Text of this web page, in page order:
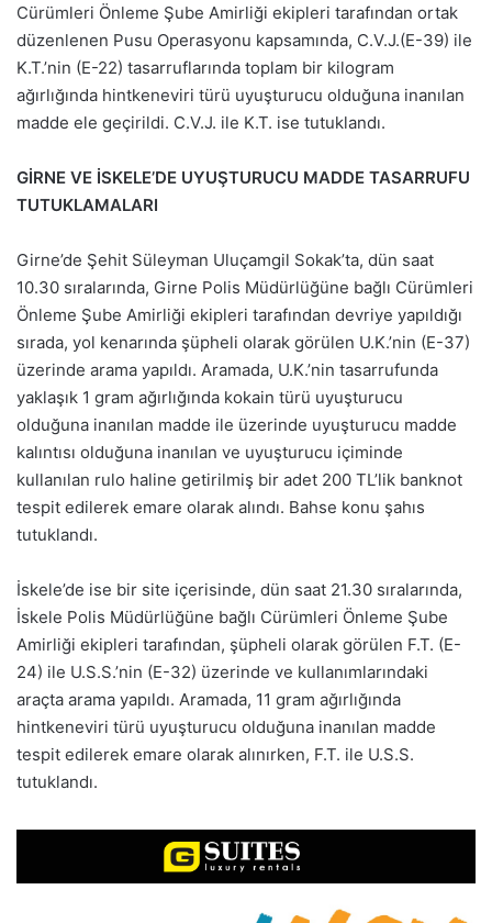
Cürümleri Önleme Şube Amirliği ekipleri tarafından ortak
düzenlenen Pusu Operasyonu kapsamında, C.V.J.(E-39) ile
K.T.’nin (E-22) tasarruflarında toplam bir kilogram
ağırlığında hintkeneviri türü uyuşturucu olduğuna inanılan
madde ele geçirildi. C.V.J. ile K.T. ise tutuklandı.
GİRNE VE İSKELE’DE UYUŞTURUCU MADDE TASARRUFU
TUTUKLAMALARI
Girne’de Şehit Süleyman Uluçamgil Sokak’ta, dün saat
10.30 sıralarında, Girne Polis Müdürlüğüne bağlı Cürümleri
Önleme Şube Amirliği ekipleri tarafından devriye yapıldığı
sırada, yol kenarında şüpheli olarak görülen U.K.’nin (E-37)
üzerinde arama yapıldı. Aramada, U.K.’nin tasarrufunda
yaklaşık 1 gram ağırlığında kokain türü uyuşturucu
olduğuna inanılan madde ile üzerinde uyuşturucu madde
kalıntısı olduğuna inanılan ve uyuşturucu içiminde
kullanılan rulo haline getirilmiş bir adet 200 TL’lik banknot
tespit edilerek emare olarak alındı. Bahse konu şahıs
tutuklandı.
İskele’de ise bir site içerisinde, dün saat 21.30 sıralarında,
İskele Polis Müdürlüğüne bağlı Cürümleri Önleme Şube
Amirliği ekipleri tarafından, şüpheli olarak görülen F.T. (E-
24) ile U.S.S.’nin (E-32) üzerinde ve kullanımlarındaki
araçta arama yapıldı. Aramada, 11 gram ağırlığında
hintkeneviri türü uyuşturucu olduğuna inanılan madde
tespit edilerek emare olarak alınırken, F.T. ile U.S.S.
tutuklandı.